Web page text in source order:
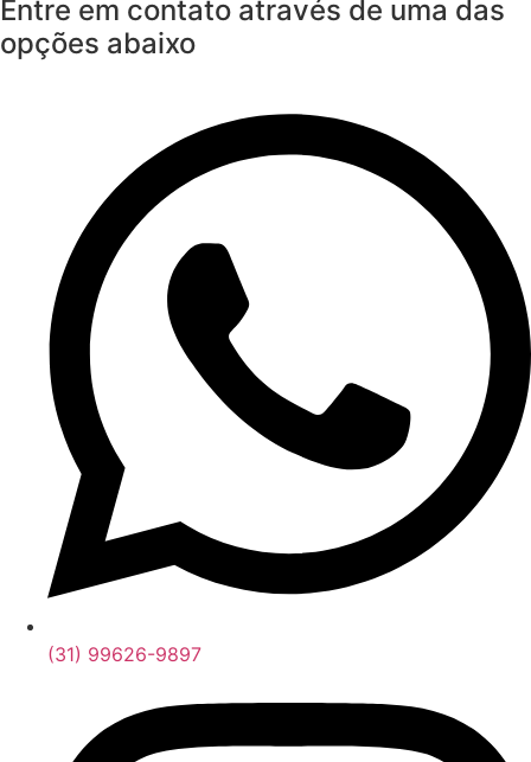
Entre em contato através de uma das
opções abaixo
(31) 99626-9897